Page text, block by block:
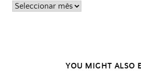
Posts
YOU MIGHT ALSO